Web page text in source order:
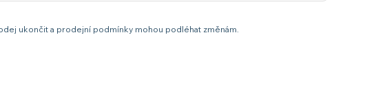
ukončit a prodejní podmínky mohou podléhat změnám.